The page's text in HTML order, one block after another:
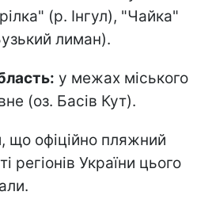
(р. Інгул), "Чайка"
лиман).
у межах міського
(оз. Басів Кут).
що офіційно пляжний
регіонів України цього